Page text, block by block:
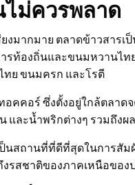
ม่ควรพลาด
งมากมาย ตลาดข้าวสาร
ท้องถิ่นและขนมหวานไท
ทย ขนมครก และโรตี
คคอร์ ซึ่งตั้งอยู่ใกล้ตลาด
และน้ำพริกต่างๆ รวมถึง
นสถานที่ที่ดีที่สุดในการสัม
รสชาติของภาคเหนือของ